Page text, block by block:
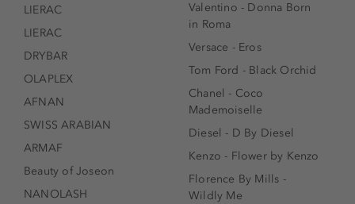
LIERAC
LIERAC
DRYBAR
OLAPLEX
AFNAN
SWISS ARABIAN
ARMAF
Beauty of Joseon
NANOLASH
Valentino - Donna Born
in Roma
Versace - Eros
Tom Ford - Black Orchid
Chanel - Coco
Mademoiselle
Diesel - D By Diesel
Kenzo - Flower by Kenzo
Florence By Mills -
Wildly Me